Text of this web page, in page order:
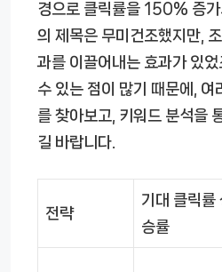
경으로 클릭률을 150% 증
의 제목은 무미건조했지만,
과를 이끌어내는 효과가 있
수 있는 점이 많기 때문에, 여
를 찾아보고, 키워드 분석을
길 바랍니다.
전략
기대 클릭률
승률